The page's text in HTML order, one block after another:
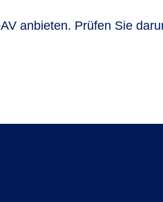
anbieten. Prüfen Sie